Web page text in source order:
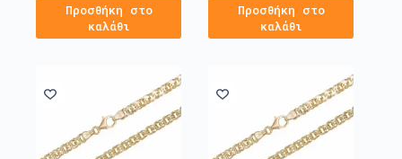
Προσθήκη στο
καλάθι
Προσθήκη στο
καλάθι